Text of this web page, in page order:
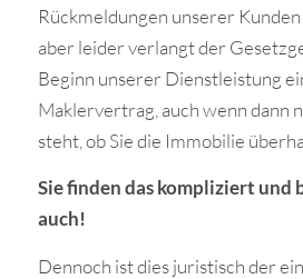
Rückmeldungen unserer
aber leider verlangt der
Beginn unserer Dienstleistung
Maklervertrag, auch wenn dann
steht, ob Sie die Immobilie
Sie finden das kompliziert und
auch!
Dennoch ist dies juristisch der